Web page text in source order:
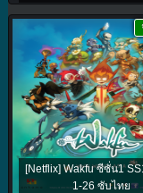
[Netflix] Wakfu ซีซั่น1
1-26 ซับไทย